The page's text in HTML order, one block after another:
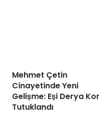
Mehmet Çetin
Cinayetinde Yeni
Gelişme: Eşi Derya Kor
Tutuklandı